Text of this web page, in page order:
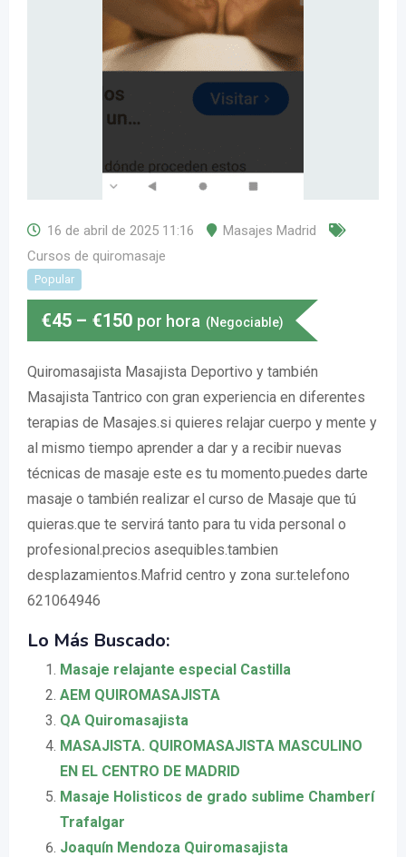
16 de abril de 2025 11:16
Masajes Madrid
Cursos de quiromasaje
Popular
€45 – €150 por hora (Negociable)
Quiromasajista Masajista Deportivo y también
Masajista Tantrico con gran experiencia en diferentes
terapias de Masajes.si quieres relajar cuerpo y mente y
al mismo tiempo aprender a dar y a recibir nuevas
técnicas de masaje este es tu momento.puedes darte
masaje o también realizar el curso de Masaje que tú
quieras.que te servirá tanto para tu vida personal o
profesional.precios asequibles.tambien
desplazamientos.Mafrid centro y zona sur.telefono
621064946
Lo Más Buscado:
Masaje relajante especial Castilla
AEM QUIROMASAJISTA
QA Quiromasajista
MASAJISTA. QUIROMASAJISTA MASCULINO
EN EL CENTRO DE MADRID
Masaje Holisticos de grado sublime Chamberí
Trafalgar
Joaquín Mendoza Quiromasajista